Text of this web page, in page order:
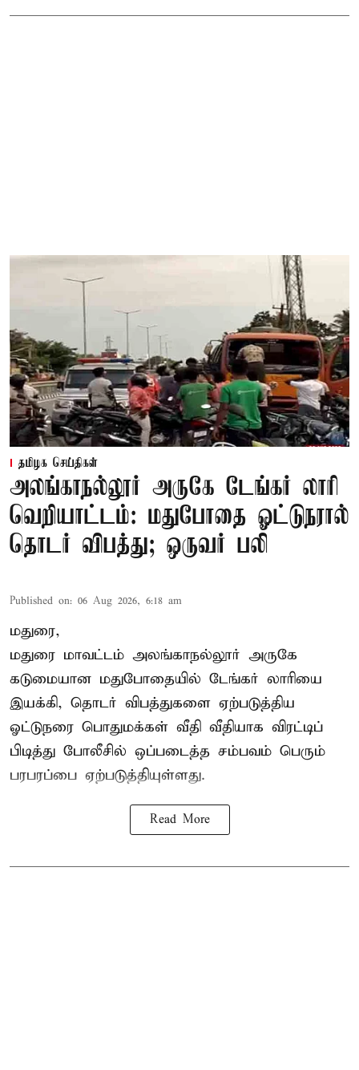
தமிழக செய்திகள்
அலங்காநல்லூர் அருகே டேங்கர் லாரி
வெறியாட்டம்: மதுபோதை ஓட்டுநரால்
தொடர் விபத்து; ஒருவர் பலி
Published on: 06 Aug 2026, 6:18 am
மதுரை,
மதுரை மாவட்டம் அலங்காநல்லூர் அருகே
கடுமையான மதுபோதையில் டேங்கர் லாரியை
இயக்கி, தொடர் விபத்துகளை ஏற்படுத்திய
ஓட்டுநரை பொதுமக்கள் வீதி வீதியாக விரட்டிப்
பிடித்து போலீசில் ஒப்படைத்த சம்பவம் பெரும்
பரபரப்பை ஏற்படுத்தியுள்ளது.
Read More